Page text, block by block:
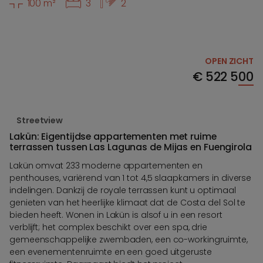
100 m² 3 2
OPEN ZICHT
€522 500
Streetview
Lakün: Eigentijdse appartementen met ruime
terrassen tussen Las Lagunas de Mijas en Fuengirola
Lakün omvat 233 moderne appartementen en
penthouses, variërend van 1 tot 4,5 slaapkamers in diverse
indelingen. Dankzij de royale terrassen kunt u optimaal
genieten van het heerlijke klimaat dat de Costa del Sol te
bieden heeft. Wonen in Lakün is alsof u in een resort
verblijft; het complex beschikt over een spa, drie
gemeenschappelijke zwembaden, een co-workingruimte,
een evenementenruimte en een goed uitgeruste